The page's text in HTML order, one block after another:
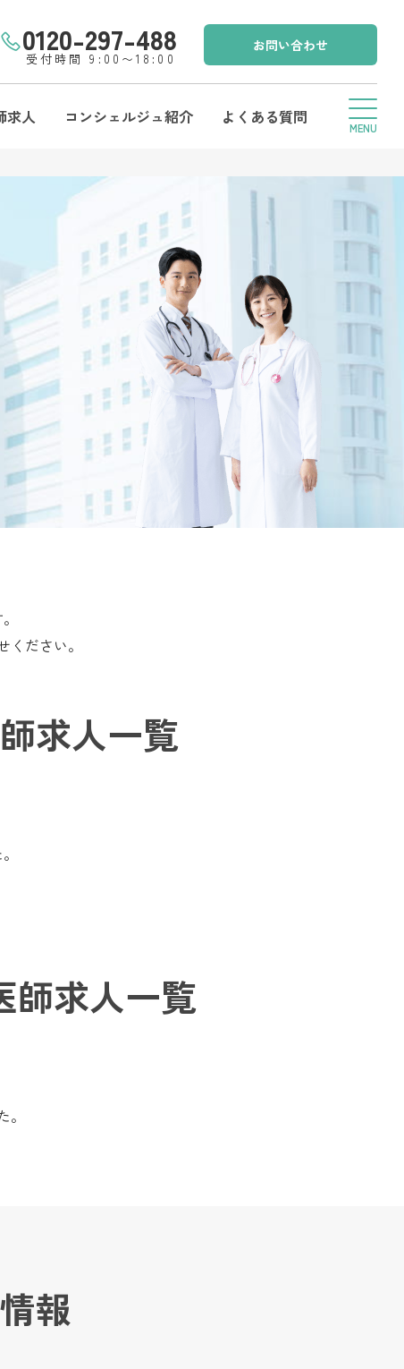
0120-297-488
受付時間 9:00〜18:00
お問い合わせ
求人 コンシェルジュ紹介 よくある質問
ださい。
求人一覧
師求人一覧
報